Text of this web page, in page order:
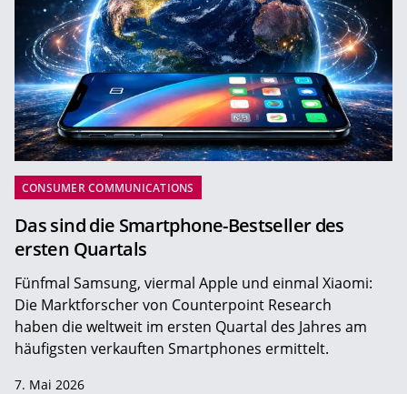
CONSUMER COMMUNICATIONS
Das sind die Smartphone-Bestseller des
ersten Quartals
Fünfmal Samsung, viermal Apple und einmal Xiaomi:
Die Marktforscher von Counterpoint Research
haben die weltweit im ersten Quartal des Jahres am
häufigsten verkauften Smartphones ermittelt.
7. Mai 2026